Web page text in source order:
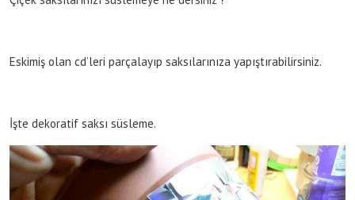
Eskimiş olan cd’leri parçalayıp saksılarınıza yapıştırabilirsiniz.
İşte dekoratif saksı süsleme.